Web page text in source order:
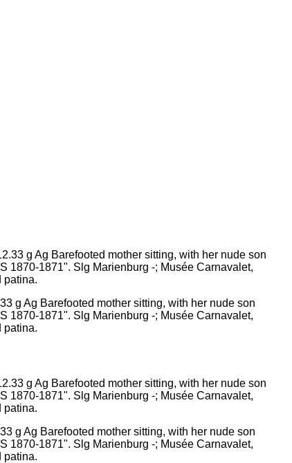
g Ag Barefooted mother sitting, with her nude son
1870-1871". Slg Marienburg -; Musée Carnavalet,
patina.
g Ag Barefooted mother sitting, with her nude son
1870-1871". Slg Marienburg -; Musée Carnavalet,
patina.